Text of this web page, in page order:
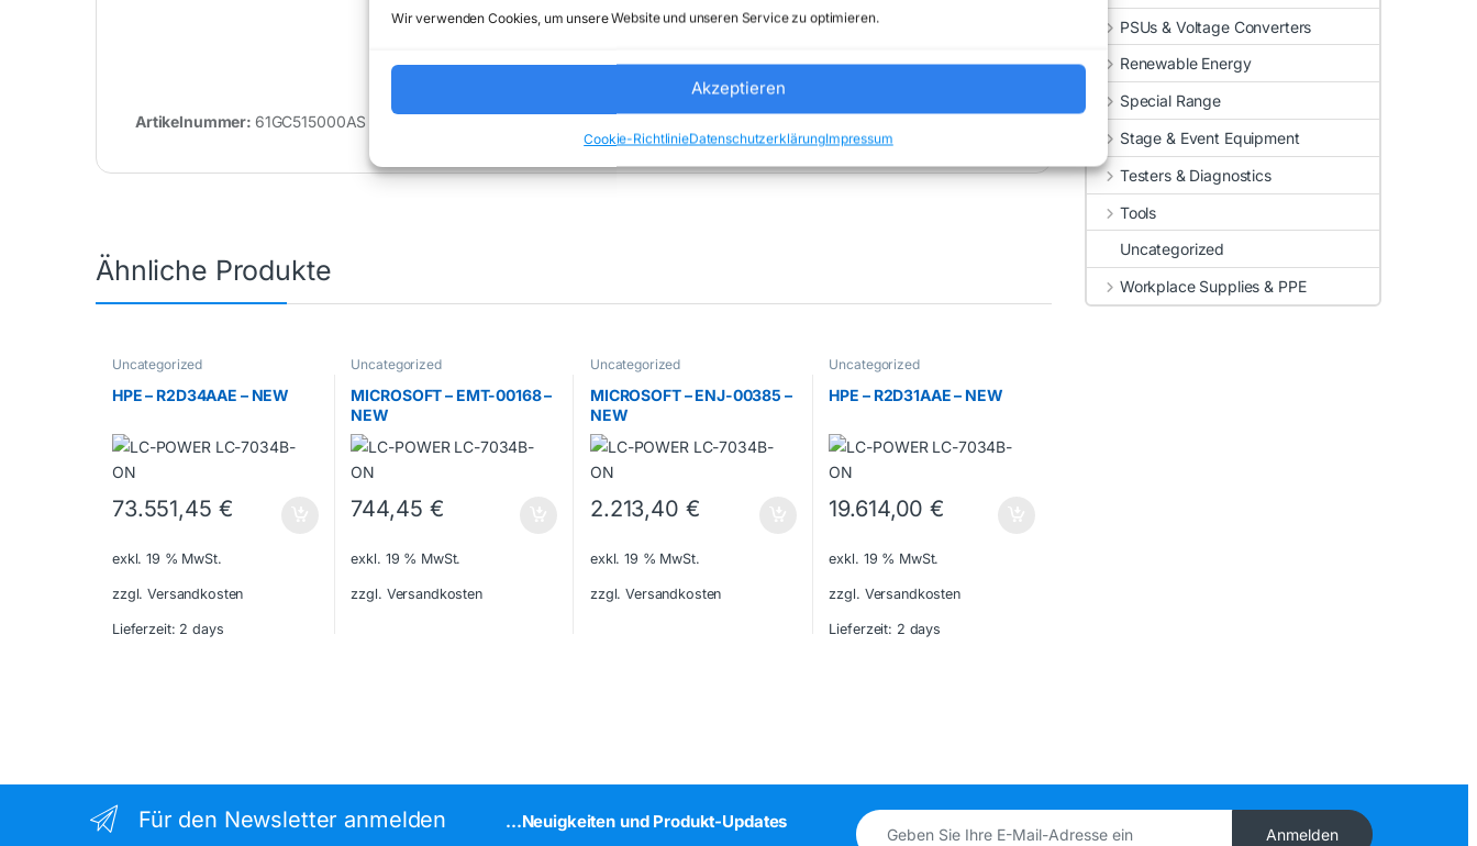
Wir verwenden Cookies, um unsere Website und unseren Service zu optimieren.
Akzeptieren
Cookie-RichtlinieDatenschutzerklärungImpressum
Artikelnummer: 61GC515000AS
Ähnliche Produkte
Uncategorized
HPE – R2D34AAE – NEW
73.551,45 €
exkl. 19 % MwSt.
zzgl. Versandkosten
Lieferzeit: 2 days
Uncategorized
MICROSOFT – EMT-00168 –
NEW
744,45 €
exkl. 19 % MwSt.
zzgl. Versandkosten
Uncategorized
MICROSOFT – ENJ-00385 –
NEW
2.213,40 €
exkl. 19 % MwSt.
zzgl. Versandkosten
Uncategorized
HPE – R2D31AAE – NEW
19.614,00€
exkl. 19 % MwSt.
zzgl. Versandkosten
Lieferzeit: 2 days
PSUs & Voltage Converters
Renewable Energy
Special Range
Stage & Event Equipment
Testers & Diagnostics
Tools
Uncategorized
Workplace Supplies & PPE
Für den Newsletter anmelden ...Neuigkeiten und Produkt-Updates
Anmelden